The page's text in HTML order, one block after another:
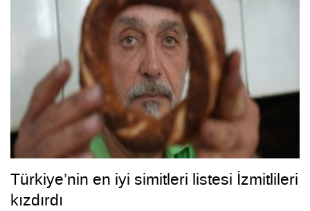
Türkiye’nin en iyi simitleri listesi İzmitlileri
kızdırdı